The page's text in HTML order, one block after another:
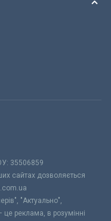
35506859
сайтах дозволяється
"Актуально",
реклама, в розумінні